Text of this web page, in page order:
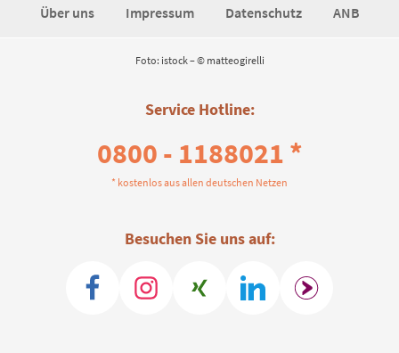
Über uns Impressum Datenschutz ANB
Foto: istock – © matteogirelli
Service Hotline:
0800 - 1188021 *
* kostenlos aus allen deutschen Netzen
Besuchen Sie uns auf: